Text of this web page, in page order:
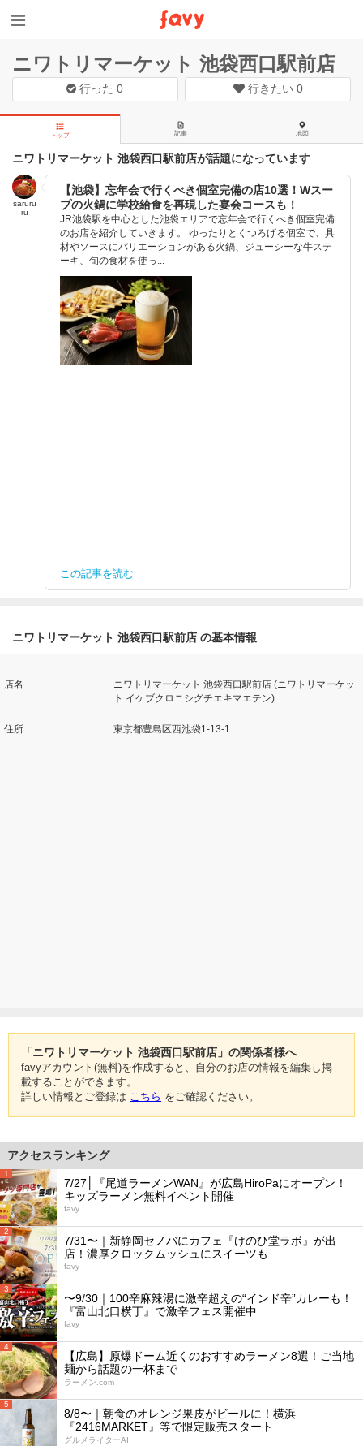
ニワトリマーケット 池袋西口駅前店
行った0 行きたい 0
トップ 記事 地図
ニワトリマーケット 池袋西口駅前店が話題になっています
saruru
ru
【池袋】忘年会で行くべき個室完備の店10選！Wスー
プの火鍋に学校給食を再現した宴会コースも！
JR池袋駅を中心とした池袋エリアで忘年会で行くべき個室完備
のお店を紹介していきます。 ゆったりとくつろげる個室で、具
材やソースにバリエーションがある火鍋、ジューシーな牛ステ
ーキ、旬の食材を使っ...
この記事を読む
ニワトリマーケット 池袋西口駅前店 の基本情報
店名
ニワトリマーケット 池袋西口駅前店 (ニワトリマーケッ
ト イケブクロニシグチエキマエテン)
住所 東京都豊島区西池袋1-13-1
「ニワトリマーケット 池袋西口駅前店」の関係者様へ
favyアカウント(無料)を作成すると、自分のお店の情報を編集し掲
載することができます。
詳しい情報とご登録は こちら をご確認ください。
アクセスランキング
1
7/27│『尾道ラーメンWAN』が広島HiroPaにオープン！
キッズラーメン無料イベント開催
favy
2
7/31〜｜新静岡セノバにカフェ『けのひ堂ラボ』が出
店！濃厚クロックムッシュにスイーツも
favy
3
〜9/30｜100辛麻辣湯に激辛超えの“インド辛”カレーも！
『富山北口横丁』で激辛フェス開催中
favy
4
【広島】原爆ドーム近くのおすすめラーメン8選！ご当地
麺から話題の一杯まで
ラーメン.com
5
8/8〜｜朝食のオレンジ果皮がビールに！横浜
『2416MARKET』等で限定販売スタート
グルメライターAI